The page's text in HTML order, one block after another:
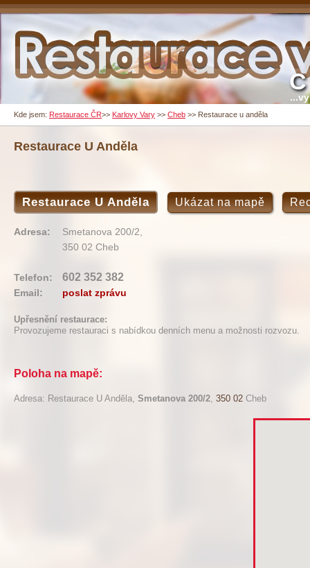
Kde jsem: Restaurace ČR>> Karlovy Vary >> Cheb >> Restaurace u anděla
Restaurace U Anděla
Restaurace U Anděla Ukázat na mapě
Adresa:
Smetanova 200/2,
350 02 Cheb
Telefon: 602 352 382
Email: poslat zprávu
Upřesnění restaurace:
Provozujeme restauraci s nabídkou denních menu a možnosti rozvozu.
Poloha na mapě:
Adresa: Restaurace U Anděla, Smetanova 200/2, 350 02 Cheb